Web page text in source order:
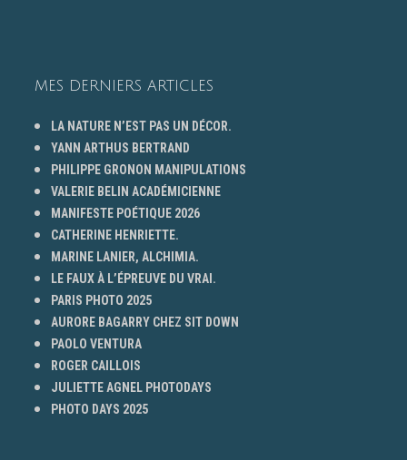
MES DERNIERS ARTICLES
LA NATURE N’EST PAS UN DÉCOR.
YANN ARTHUS BERTRAND
PHILIPPE GRONON MANIPULATIONS
VALERIE BELIN ACADÉMICIENNE
MANIFESTE POÉTIQUE 2026
CATHERINE HENRIETTE.
MARINE LANIER, ALCHIMIA.
LE FAUX À L’ÉPREUVE DU VRAI.
PARIS PHOTO 2025
AURORE BAGARRY CHEZ SIT DOWN
PAOLO VENTURA
ROGER CAILLOIS
JULIETTE AGNEL PHOTODAYS
PHOTO DAYS 2025